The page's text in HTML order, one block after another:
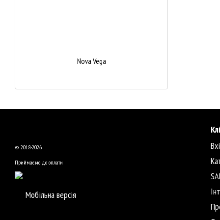
Nova Vega
© 2018-2026
Приймаємо до оплати
Мобільна версія